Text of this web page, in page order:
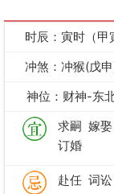
时辰：寅时（甲
冲煞：冲猴(戊
神位：财神-东
求嗣 嫁娶
订婚
赴任 词讼